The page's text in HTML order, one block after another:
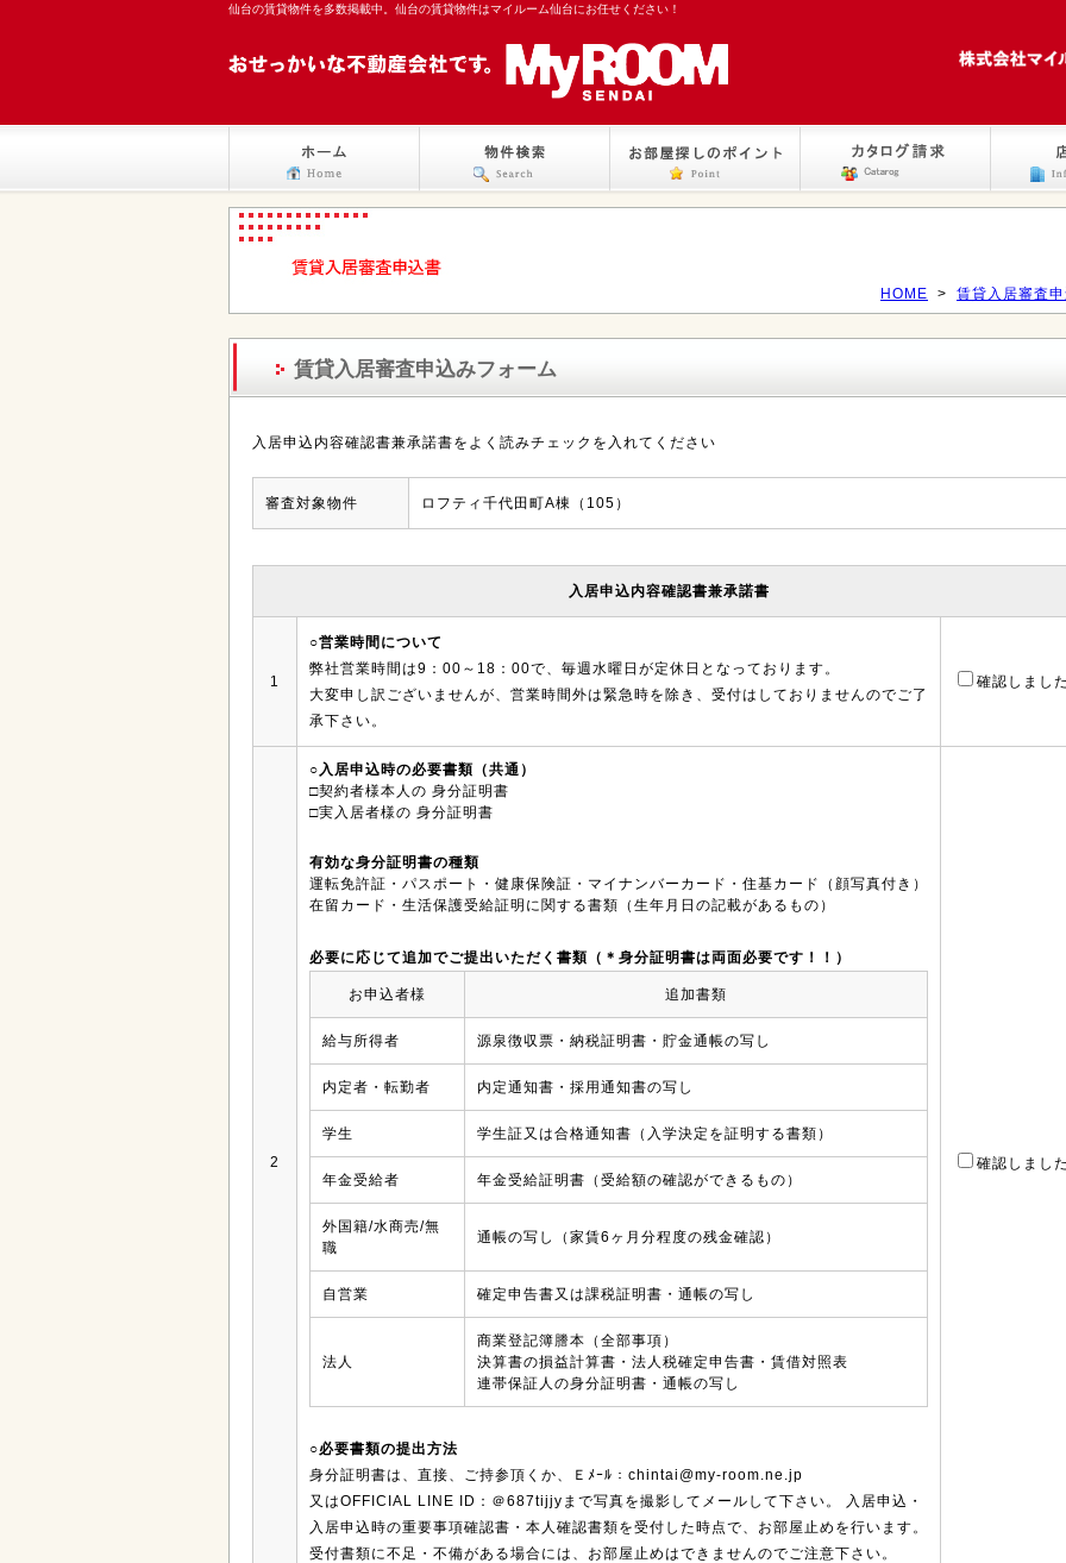
仙台の賃貸物件を多数掲載中。仙台の賃貸物件はマイルーム仙台にお任せください！
HOME > 賃貸入居審査
賃貸入居審査申込みフォーム
入居申込内容確認書兼承諾書をよく読みチェックを入れてください
審査対象物件 ロフティ千代田町A棟（105）
入居申込内容確認書兼承諾書
1
○営業時間について
弊社営業時間は9：00～18：00で、毎週水曜日が定休日となっております。
大変申し訳ございませんが、営業時間外は緊急時を除き、受付はしておりませんのでご了
承下さい。
確認しまし
2
○入居申込時の必要書類（共通）
□契約者様本人の 身分証明書
□実入居者様の 身分証明書
有効な身分証明書の種類
運転免許証・パスポート・健康保険証・マイナンバーカード・住基カード（顔写真付き）
在留カード・生活保護受給証明に関する書類（生年月日の記載があるもの）
必要に応じて追加でご提出いただく書類（＊身分証明書は両面必要です！！）
お申込者様 追加書類
給与所得者 源泉徴収票・納税証明書・貯金通帳の写し
内定者・転勤者 内定通知書・採用通知書の写し
学生 学生証又は合格通知書（入学決定を証明する書類）
年金受給者 年金受給証明書（受給額の確認ができるもの）
外国籍/水商売/無
職
通帳の写し（家賃6ヶ月分程度の残金確認）
自営業 確定申告書又は課税証明書・通帳の写し
法人
商業登記簿謄本（全部事項）
決算書の損益計算書・法人税確定申告書・賃借対照表
連帯保証人の身分証明書・通帳の写し
○必要書類の提出方法
身分証明書は、直接、ご持参頂くか、Ｅﾒｰﾙ：chintai@my-room.ne.jp
又はOFFICIAL LINE ID：＠687tijjyまで写真を撮影してメールして下さい。 入居申込・
入居申込時の重要事項確認書・本人確認書類を受付した時点で、お部屋止めを行います。
受付書類に不足・不備がある場合には、お部屋止めはできませんのでご注意下さい。
確認しまし